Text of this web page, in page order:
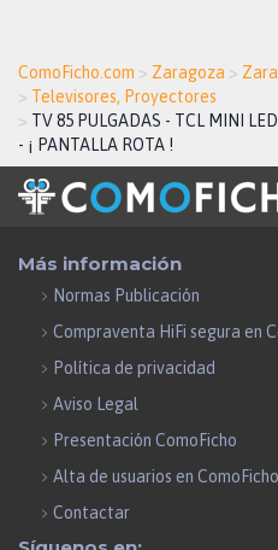
ComoFicho.com > Zaragoza >
> Televisores, Proyectores
> TV 85 PULGADAS - TCL MINI
- ¡ PANTALLA ROTA !
Más información
Normas Publicación
Compraventa HiFi segura en
Política de privacidad
Aviso Legal
Presentación ComoFicho
Alta de usuarios en ComoFicho
Contactar